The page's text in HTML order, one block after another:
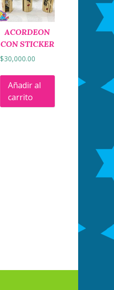
ACORDEON
CON STICKER
$30,000.00
Añadir al
carrito